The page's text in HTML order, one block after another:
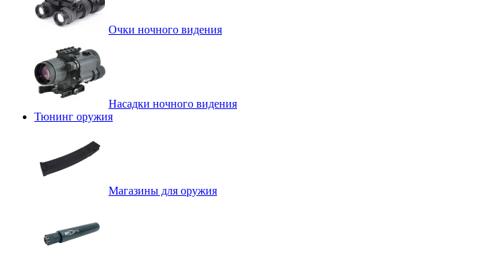
Очки ночного видения
Насадки ночного видения
Тюнинг оружия
Магазины для оружия